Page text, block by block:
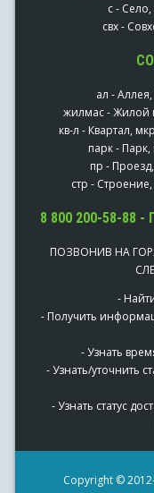
с -
свх -
ал -
жилмас - Жилой
кв-л - Квартал,
парк -
пр -
стр -
8 800 200-58-88
ПОЗВОНИВ НА
-
- Получить
- Узнать
- Узнать/уточнить
- Узнать статус
Copyright ©